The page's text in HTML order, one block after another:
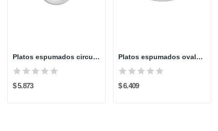
Platos espumados circulares 20 cm x 20 unds DARNEL
$ 5.873
Platos espumados ovalados 16x23 cm x 20 unds...
$ 6.409